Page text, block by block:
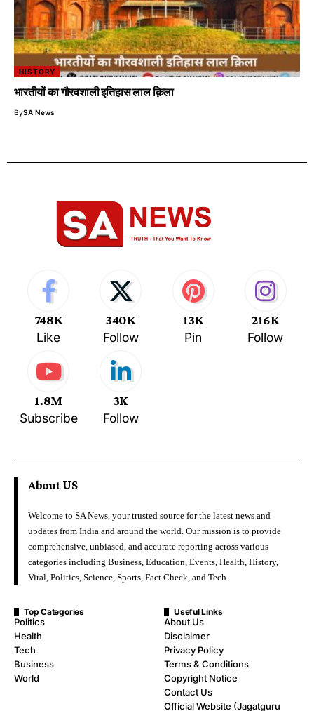
HISTORY
भारतीयों का गौरवशाली इतिहास लाल क़िला
BySA News
748K
Like
340K
Follow
13K
Pin
216K
Follow
1.8M
Subscribe
3K
Follow
About US
Welcome to SA News, your trusted source for the latest news and
updates from India and around the world. Our mission is to provide
comprehensive, unbiased, and accurate reporting across various
categories including Business, Education, Events, Health, History,
Viral, Politics, Science, Sports, Fact Check, and Tech.
Top Categories
Politics
Health
Tech
Business
World
Useful Links
About Us
Disclaimer
Privacy Policy
Terms & Conditions
Copyright Notice
Contact Us
Official Website (Jagatguru